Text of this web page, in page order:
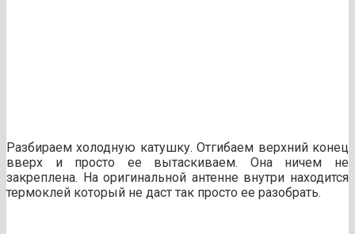
Разбираем холодную катушку. Отгибаем верхний конец
вверх и просто ее вытаскиваем. Она ничем не
закреплена. На оригинальной антенне внутри находится
термоклей который не даст так просто ее разобрать.